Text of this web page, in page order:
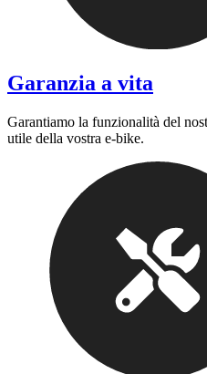
Garanzia a vita
Garantiamo la funzionalità del
utile della vostra e-bike.